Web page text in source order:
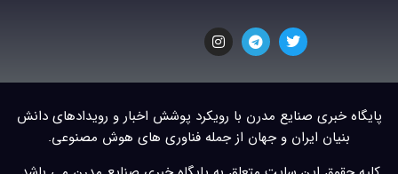
پایگاه خبری صنایع مدرن با رویکرد پوشش اخبار و رویدادهای دانش
بنیان ایران و جهان از جمله فناوری های هوش مصنوعی.